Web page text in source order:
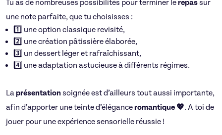
Tu as de nombreuses possibilités pour terminer lerepassur
une note parfaite, que tu choisisses :
1️⃣ une option classique revisité,
2️⃣ une création pâtissière élaborée,
3️⃣ un dessert léger et rafraîchissant,
4️⃣ une adaptation astucieuse à différents régimes.
Laprésentationsoignée est d’ailleurs tout aussi importante,
afin d’apporter une teinte d’éléganceromantique 💖. A toi de
jouer pour une expérience sensorielle réussie !